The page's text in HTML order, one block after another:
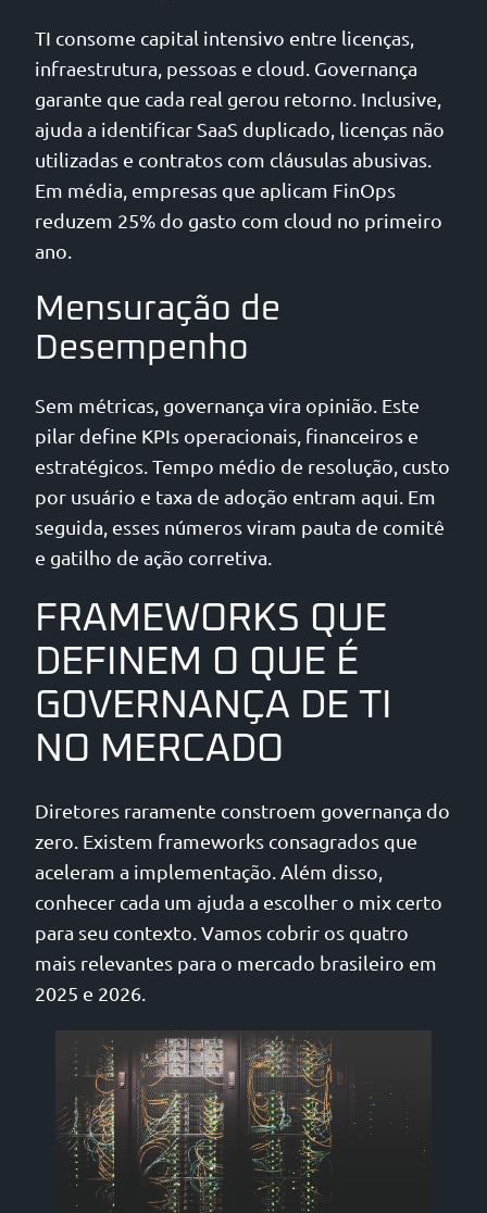
TI consome capital intensivo entre licenças,
infraestrutura, pessoas e cloud. Governança
garante que cada real gerou retorno. Inclusive,
ajuda a identificar SaaS duplicado, licenças não
utilizadas e contratos com cláusulas abusivas.
Em média, empresas que aplicam FinOps
reduzem 25% do gasto com cloud no primeiro
ano.
Mensuração de
Desempenho
Sem métricas, governança vira opinião. Este
pilar define KPIs operacionais, financeiros e
estratégicos. Tempo médio de resolução, custo
por usuário e taxa de adoção entram aqui. Em
seguida, esses números viram pauta de comitê
e gatilho de ação corretiva.
FRAMEWORKS QUE
DEFINEM O QUE É
GOVERNANÇA DE TI
NO MERCADO
Diretores raramente constroem governança do
zero. Existem frameworks consagrados que
aceleram a implementação. Além disso,
conhecer cada um ajuda a escolher o mix certo
para seu contexto. Vamos cobrir os quatro
mais relevantes para o mercado brasileiro em
2025 e 2026.